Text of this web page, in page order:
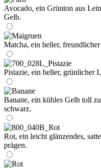
Avocado, ein Grünton aus
Gelb.
Matcha, ein heller,
Pistazie, ein heller, grünlicher
Banane, ein kühles Gelb toll
schwarz.
Rot, ein leicht glänzendes,
prägen.